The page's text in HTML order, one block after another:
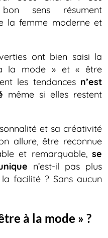
sens résument
la femme moderne et
ont bien saisi la
la mode » et « être
les tendances n’est
même si elles restent
et sa créativité
allure, être reconnue
et remarquable, se
n’est-il pas plus
facilité ? Sans aucun
à la mode » ?